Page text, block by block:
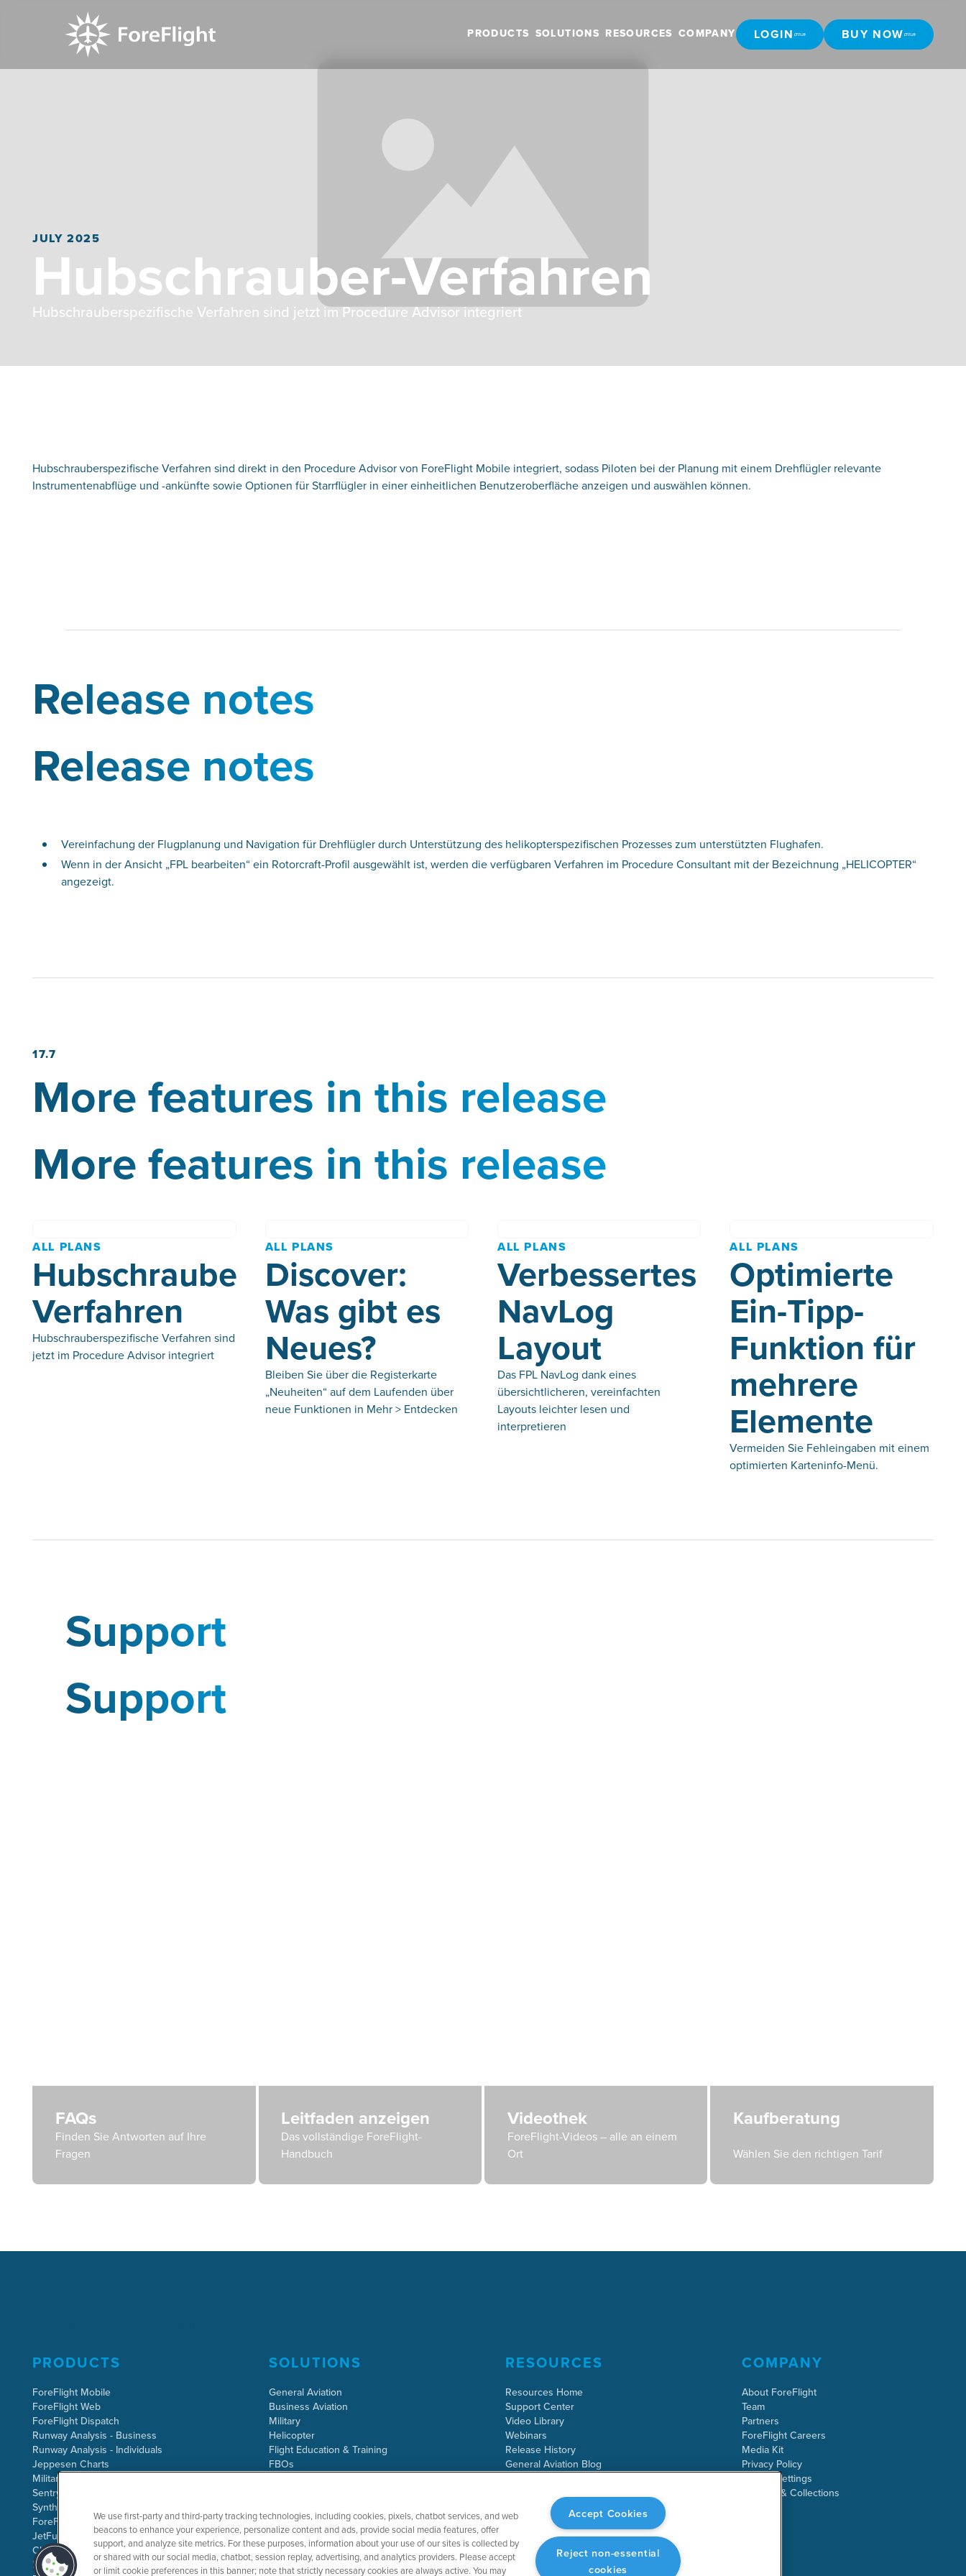
PRODUCTS SOLUTIONS RESOURCES COMPANY LOGIN BUY NOW
JULY 2025
Hubschrauber-Verfahren
Hubschrauberspezifische Verfahren sind jetzt im Procedure Advisor integriert
Hubschrauberspezifische Verfahren sind direkt in den Procedure Advisor von ForeFlight Mobile integriert, sodass Piloten bei der Planung mit einem Drehflügler relevante
Instrumentenabflüge und -ankünfte sowie Optionen für Starrflügler in einer einheitlichen Benutzeroberfläche anzeigen und auswählen können.
Release notes
Release notes
Vereinfachung der Flugplanung und Navigation für Drehflügler durch Unterstützung des helikopterspezifischen Prozesses zum unterstützten Flughafen.
Wenn in der Ansicht „FPL bearbeiten“ ein Rotorcraft-Profil ausgewählt ist, werden die verfügbaren Verfahren im Procedure Consultant mit der Bezeichnung „HELICOPTER“
angezeigt.
17.7
More features in this release
More features in this release
ALL PLANS
Hubschrauber-
Verfahren
Hubschrauberspezifische Verfahren sind
jetzt im Procedure Advisor integriert
ALL PLANS
Discover:
Was gibt es
Neues?
Bleiben Sie über die Registerkarte
„Neuheiten“ auf dem Laufenden über
neue Funktionen in Mehr > Entdecken
ALL PLANS
Verbessertes
NavLog
Layout
Das FPL NavLog dank eines
übersichtlicheren, vereinfachten
Layouts leichter lesen und
interpretieren
ALL PLANS
Optimierte
Ein-Tipp-
Funktion für
mehrere
Elemente
Vermeiden Sie Fehleingaben mit einem
optimierten Karteninfo-Menü.
Support
Support
FAQs
Finden Sie Antworten auf Ihre
Fragen
Leitfaden anzeigen
Das vollständige ForeFlight-
Handbuch
Videothek
ForeFlight-Videos – alle an einem
Ort
Kaufberatung
Wählen Sie den richtigen Tarif
PRODUCTS
ForeFlight Mobile
ForeFlight Web
ForeFlight Dispatch
Runway Analysis - Business
Runway Analysis - Individuals
Jeppesen Charts
Military Flight Bag
Sentry ADS-B
Synthetic Vision
ForeFlight Directory
JetFuelX
CloudAhoy
Flight Data Analysis
SOLUTIONS
General Aviation
Business Aviation
Military
Helicopter
Flight Education & Training
FBOs
RESOURCES
Resources Home
Support Center
Video Library
Webinars
Release History
General Aviation Blog
COMPANY
About ForeFlight
Team
Partners
ForeFlight Careers
Media Kit
Privacy Policy
Cookie Settings
Security & Collections
We use first-party and third-party tracking technologies, including cookies, pixels, chatbot services, and web
beacons to enhance your experience, personalize content and ads, provide social media features, offer
support, and analyze site metrics. For these purposes, information about your use of our sites is collected by
or shared with our social media, chatbot, session replay, advertising, and analytics providers. Please accept
or limit cookie preferences in this banner; note that strictly necessary cookies are always active. You may
Accept Cookies
Reject non-essential
cookies